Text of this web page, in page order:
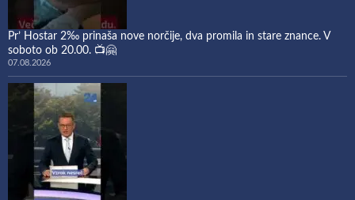
Pr’ Hostar 2‰ prinaša nove norčije, dva promila in stare znance. V
soboto ob 20.00. 📺🤗
07.08.2026